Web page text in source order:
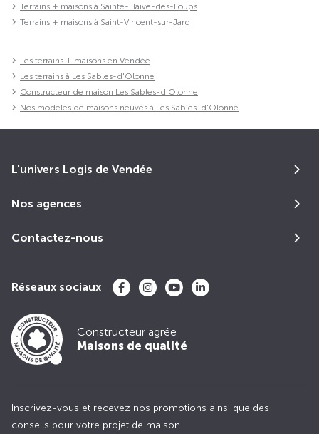
Terrains + maisons à Sainte-Flaive-des-Loups
Terrains + maisons à Saint-Vincent-sur-Jard
Les terrains + maisons en Vendée
Les terrains à Les Sables-d'Olonne
Constructeur de maison Les Sables-d'Olonne
Nos modèles de maisons neuves à Les Sables-d'Olonne
L'univers Logis de Vendée
Nos agences
Contactez-nous
Réseaux sociaux
Constructeur agrée
Maisons de qualité
Inscrivez-vous et recevez nos promotions ainsi que des
conseils pour votre projet de maison